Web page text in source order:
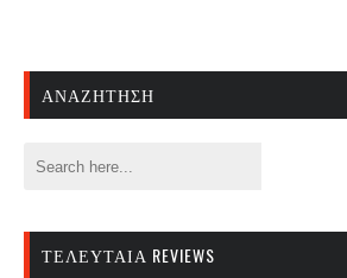
ΑΝΑΖΉΤΗΣΗ
ΤΕΛΕΥΤΑΊΑ REVIEWS